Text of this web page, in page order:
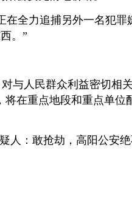
在全力追捕另外一名犯罪
。 ”
与人民群众利益密切相
在重点地段和重点单
人： 敢抢劫，高阳公安绝